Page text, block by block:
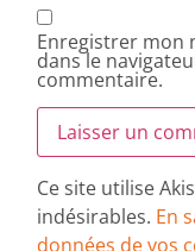
Enregistrer mon
dans le
commentaire.
Ce site utilise
indésirables. En
données de vos